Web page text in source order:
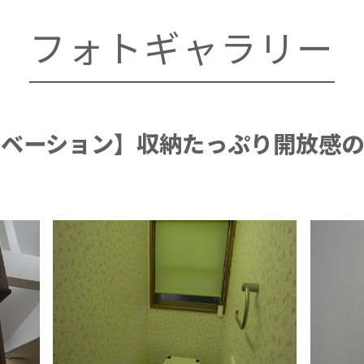
フォトギャラリー
ーション】収納たっぷり開放感